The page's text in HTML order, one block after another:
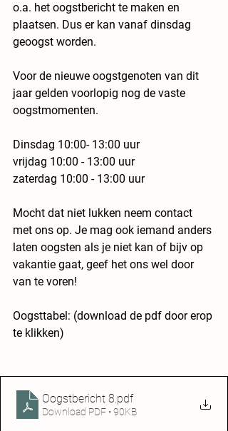
o.a. het oogstbericht te maken en
plaatsen. Dus er kan vanaf dinsdag
geoogst worden.
Voor de nieuwe oogstgenoten van dit
jaar gelden voorlopig nog de vaste
oogstmomenten.
Dinsdag 10:00- 13:00 uur
vrijdag 10:00 - 13:00 uur
zaterdag 10:00 - 13:00 uur
Mocht dat niet lukken neem contact
met ons op. Je mag ook iemand anders
laten oogsten als je niet kan of bijv op
vakantie gaat, geef het ons wel door
van te voren!
Oogsttabel: (download de pdf door erop
te klikken)
Oogstbericht 8 .pdf
Download PDF • 90KB